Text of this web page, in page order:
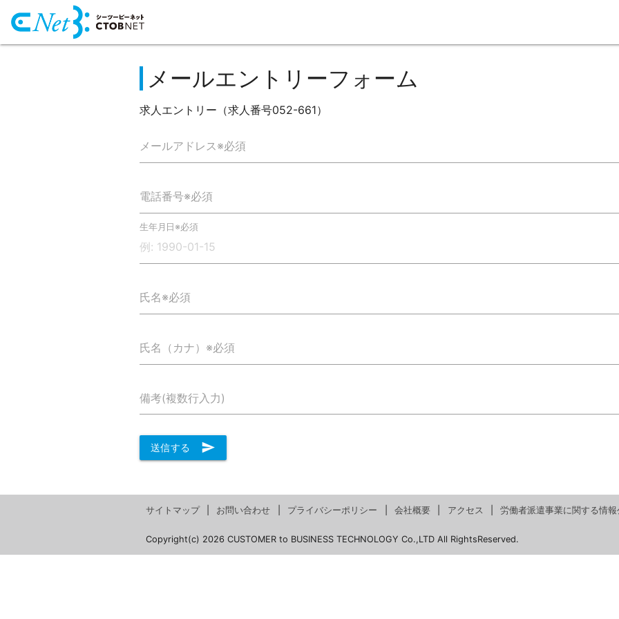
メールエントリーフォーム
求人エントリー（求人番号052-661）
メールアドレス※必須
電話番号※必須
生年月日※必須
氏名※必須
氏名（カナ）※必須
備考(複数行入力)
送信する send
サイトマップ お問い合わせ プライバシーポリシー 会社概要 アクセス 労働者派遣事業に関する情
Copyright(c) 2026 CUSTOMER to BUSINESS TECHNOLOGY Co.,LTD All RightsReserved.